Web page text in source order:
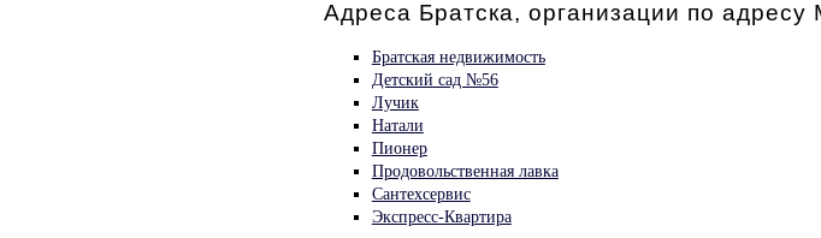
Адреса Братска, организации по адресу
Братская недвижимость
Детский сад №56
Лучик
Натали
Пионер
Продовольственная лавка
Сантехсервис
Экспресс-Квартира